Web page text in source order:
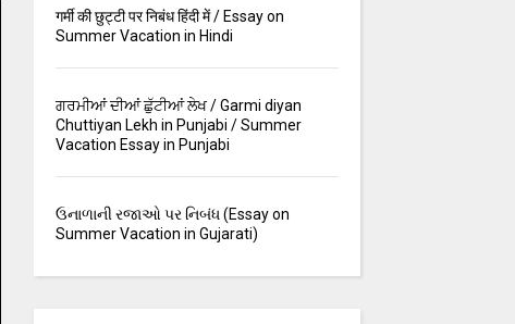
गर्मी की छुट्टी पर निबंध हिंदी में / Essay on
Summer Vacation in Hindi
ਗਰਮੀਆਂ ਦੀਆਂ ਛੁੱਟੀਆਂ ਲੇਖ / Garmi diyan
Chuttiyan Lekh in Punjabi / Summer
Vacation Essay in Punjabi
ઉનાળાની રજાઓ પર નિબંધ (Essay on
Summer Vacation in Gujarati)